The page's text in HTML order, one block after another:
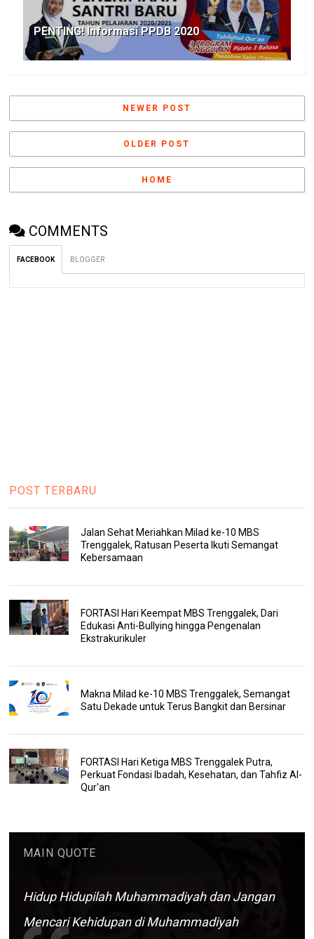
PENTING! Informasi PPDB 2020
NEWER POST
OLDER POST
HOME
COMMENTS
FACEBOOK BLOGGER
POST TERBARU
Jalan Sehat Meriahkan Milad ke-10 MBS
Trenggalek, Ratusan Peserta Ikuti Semangat
Kebersamaan
FORTASI Hari Keempat MBS Trenggalek, Dari
Edukasi Anti-Bullying hingga Pengenalan
Ekstrakurikuler
Makna Milad ke-10 MBS Trenggalek, Semangat
Satu Dekade untuk Terus Bangkit dan Bersinar
FORTASI Hari Ketiga MBS Trenggalek Putra,
Perkuat Fondasi Ibadah, Kesehatan, dan Tahfiz Al-
Qur'an
MAIN QUOTE
Hidup Hidupilah Muhammadiyah dan Jangan
Mencari Kehidupan di Muhammadiyah